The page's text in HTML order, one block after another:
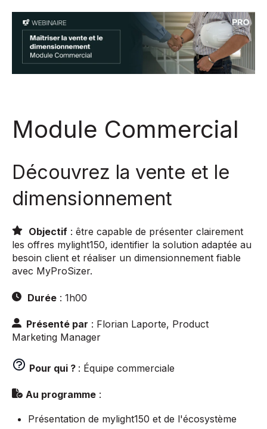
Module Commercial
Découvrez la vente et le
dimensionnement
Objectif : être capable de présenter clairement
les offres mylight150, identifier la solution adaptée au
besoin client et réaliser un dimensionnement fiable
avec MyProSizer.
Durée : 1h00
Présenté par : Florian Laporte, Product
Marketing Manager
Pour qui ? : Équipe commerciale
Au programme :
Présentation de mylight150 et de l'écosystème